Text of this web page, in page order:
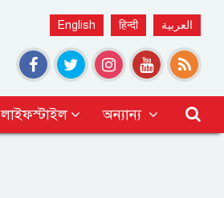
English हिन्दी العربية
লাইফস্টাইল অন্যান্য